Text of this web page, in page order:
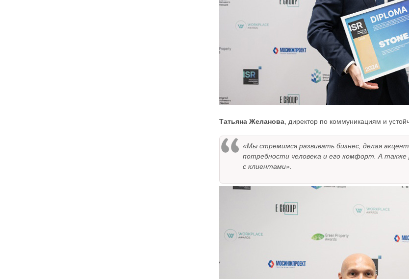
Татьяна Желанова , директор по коммуникациям и
«Мы стремимся развивать бизнес, делая
потребности человека и его комфорт. А
с клиентами».